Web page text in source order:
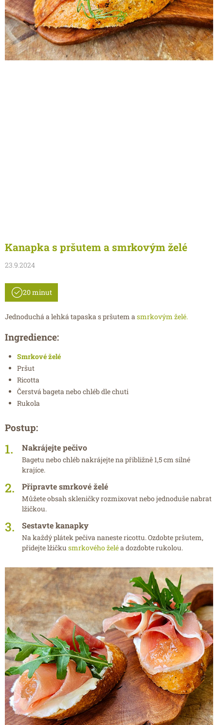
Kanapka s pršutem a smrkovým želé
23.9.2024
20 minut
Jednoduchá a lehká tapaska s pršutem a smrkovým želé.
Ingredience:
Smrkové želé
Pršut
Ricotta
Čerstvá bageta nebo chléb dle chuti
Rukola
Postup:
Nakrájejte pečivo
Bagetu nebo chléb nakrájejte na přibližně 1,5 cm silné
krajíce.
Připravte smrkové želé
Můžete obsah skleničky rozmixovat nebo jednoduše nabrat
lžičkou.
Sestavte kanapky
Na každý plátek pečiva naneste ricottu. Ozdobte pršutem,
přidejte lžičku smrkového želéa dozdobte rukolou.